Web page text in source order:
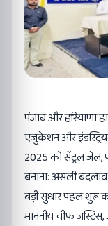
पंजाब और हरियाणा
एजुकेशन और
2025 को सेंट्रल जेल,
बनाना: असली
बड़ी सुधार पहल शुरू
माननीय चीफ